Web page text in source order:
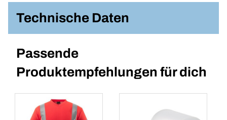
Technische Daten
Passende
Produktempfehlungen für dich